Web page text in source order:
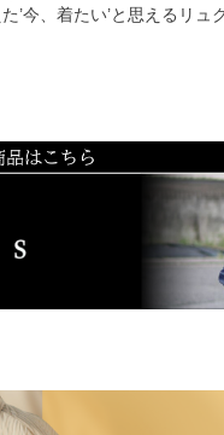
’今、着たい’と思えるリュ